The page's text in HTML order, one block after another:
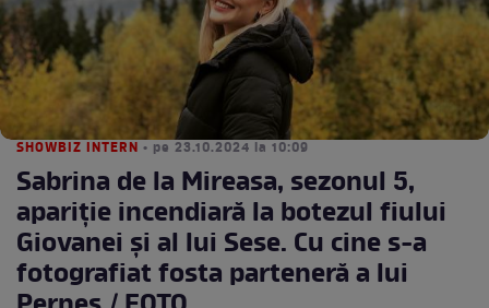
SHOWBIZ INTERN • pe 23.10.2024 la 10:09
Sabrina de la Mireasa, sezonul 5,
apariție incendiară la botezul fiului
Giovanei și al lui Sese. Cu cine s-a
fotografiat fosta parteneră a lui